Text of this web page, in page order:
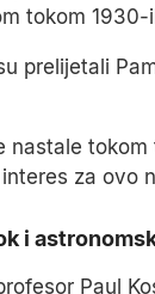
tokom 1930-
prelijetali
nastale
za ovo
i
Paul